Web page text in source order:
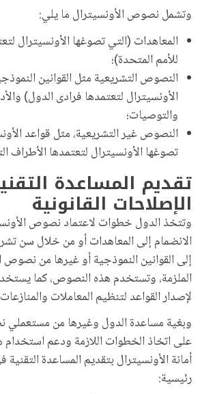
وتشمل نصوص الأونسيترال ما يلي:
المعاهدات (التي تصوغها الأونسيترال
للأمم المتحدة)؛
النصوص التشريعية مثل القوانين
الأونسيترال لتعتمدها فرادى الدول)
والتوصيات؛
النصوص غير التشريعية، مثل قواعد
تصوغها الأونسيترال لتعتمدها الأطراف
تقديم المساعدة
الإصلاحات القانونية
وتتخذ الدول خطوات لاعتماد نصوص
الانضمام إلى المعاهدات أو من خلال سن
إلى القوانين النموذجية أو غيرها من نصوص
الملزمة، وتستخدم هذه النصوص، كما
لإصدار القواعد لتنظيم المعاملات
وبغية مساعدة الدول وغيرها من مستعملي
على اتخاذ الخطوات اللازمة ودعم
أمانة الأونسيترال بتقديم المساعدة
رئيسية: